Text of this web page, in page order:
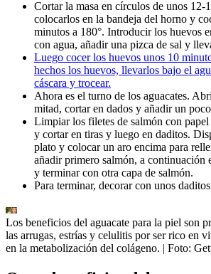
Cortar la masa en círculos de unos 12-
colocarlos en la bandeja del horno y
minutos a 180°. Introducir los huevos
con agua, añadir una pizca de sal y
Luego cocer los huevos unos 10
hechos los huevos, llevarlos bajo el
cáscara y trocear.
Ahora es el turno de los aguacates.
mitad, cortar en dados y añadir un
Limpiar los filetes de salmón con papel
y cortar en tiras y luego en daditos.
plato y colocar un aro encima para
añadir primero salmón, a continuación
y terminar con otra capa de salmón.
Para terminar, decorar con unos
Los beneficios del aguacate para la piel son
las arrugas, estrías y celulitis por ser rico en
en la metabolización del colágeno. | Foto: